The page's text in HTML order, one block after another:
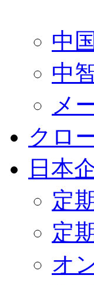
中
中
メ
クロ
日本
定
定
オ